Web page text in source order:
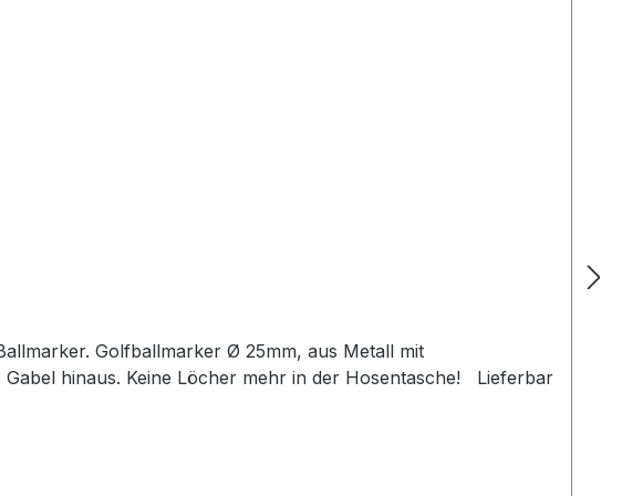
Golfballmarker Ø 25mm, aus Metall mit
hinaus. Keine Löcher mehr in der Hosentasche! Lieferbar